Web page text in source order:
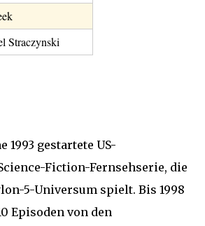
Straczynski
1993 gestartete US-
Fiction-Fernsehserie, die
5-Universum spielt. Bis 1998
Episoden von den